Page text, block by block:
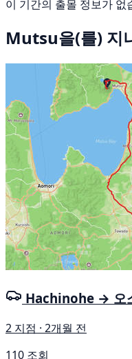
이 기간의 출몰 정보가 없
Mutsu을(를) 지
Hachinohe → 오
2 지점 · 2개월 전
110 조회